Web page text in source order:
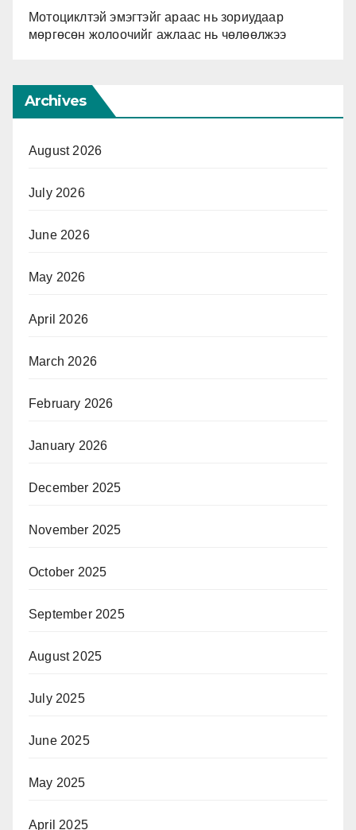
Мотоциклтэй эмэгтэйг араас нь зориудаар
мөргөсөн жолоочийг ажлаас нь чөлөөлжээ
Archives
August 2026
July 2026
June 2026
May 2026
April 2026
March 2026
February 2026
January 2026
December 2025
November 2025
October 2025
September 2025
August 2025
July 2025
June 2025
May 2025
April 2025